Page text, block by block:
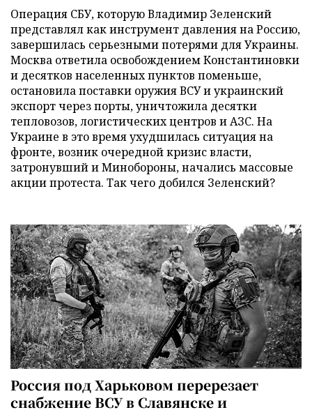
Операция СБУ, которую Владимир Зеленский
представлял как инструмент давления на Россию,
завершилась серьезными потерями для Украины.
Москва ответила освобождением Константиновки
и десятков населенных пунктов поменьше,
остановила поставки оружия ВСУ и украинский
экспорт через порты, уничтожила десятки
тепловозов, логистических центров и АЗС. На
Украине в это время ухудшилась ситуация на
фронте, возник очередной кризис власти,
затронувший и Минобороны, начались массовые
акции протеста. Так чего добился Зеленский?
Россия под Харьковом перерезает
снабжение ВСУ в Славянске и